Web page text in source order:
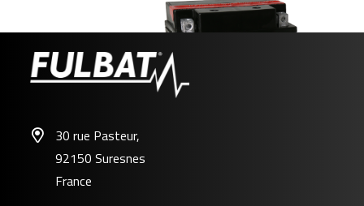
30 rue Pasteur,
92150 Suresnes
France